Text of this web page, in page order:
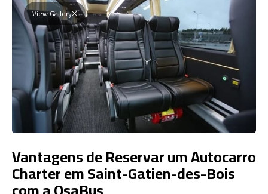
View Gallery
Vantagens de Reservar um Autocarro
Charter em Saint-Gatien-des-Bois